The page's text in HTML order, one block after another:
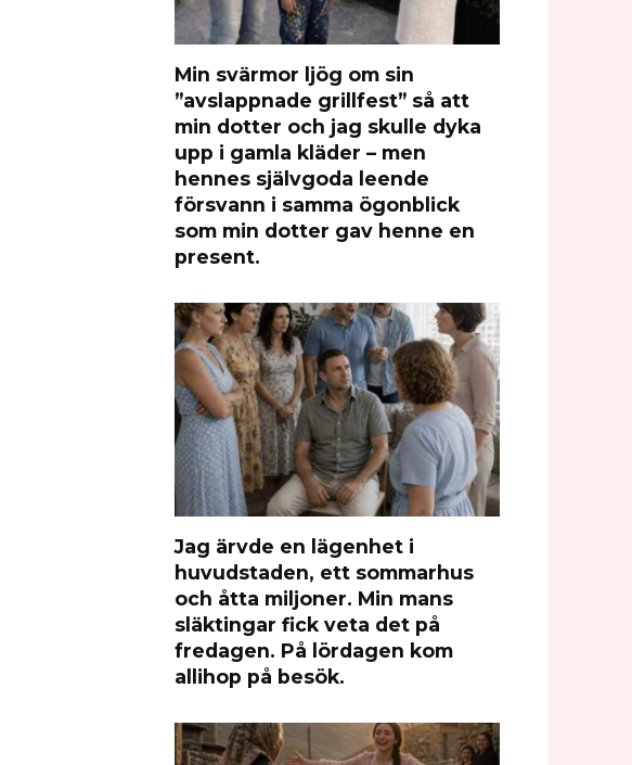
Min svärmor ljög om sin
”avslappnade grillfest” så att
min dotter och jag skulle dyka
upp i gamla kläder – men
hennes självgoda leende
försvann i samma ögonblick
som min dotter gav henne en
present.
Jag ärvde en lägenhet i
huvudstaden, ett sommarhus
och åtta miljoner. Min mans
släktingar fick veta det på
fredagen. På lördagen kom
allihop på besök.